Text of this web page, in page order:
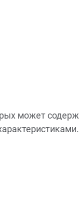
может